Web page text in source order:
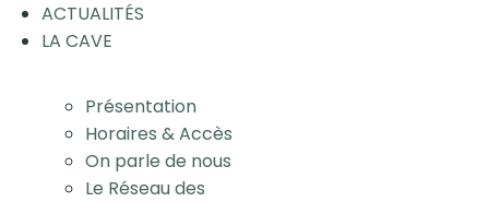
ACTUALITÉS
LA CAVE
Présentation
Horaires & Accès
On parle de nous
Le Réseau des